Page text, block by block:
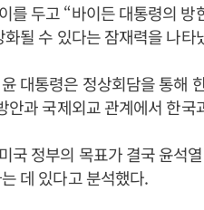
를 두고 “바이든 대통령의
될 수 있다는 잠재력을 나
대통령은 정상회담을 통해
안과 국제외교 관계에서 한국
국 정부의 목표가 결국 윤석
데 있다고 분석했다.